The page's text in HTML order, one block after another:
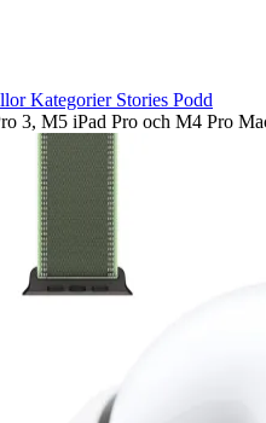
Kategorier Stories Podd
3, M5 iPad Pro och M4 Pro